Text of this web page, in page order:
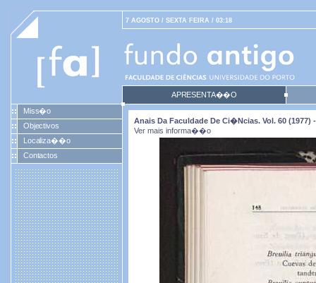
7 AGOSTO / SEXTA FEIRA / 03:18
APRESENTA��O
Miss�o
Objectivos
Localiza��o
Contactos
Anais Da Faculdade De Ci�ncias. Vol. 60 (1977) -
Ver mais informa��o